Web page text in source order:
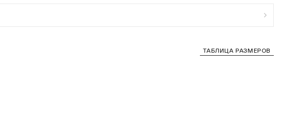
ТАБЛИЦА РАЗМЕРОВ